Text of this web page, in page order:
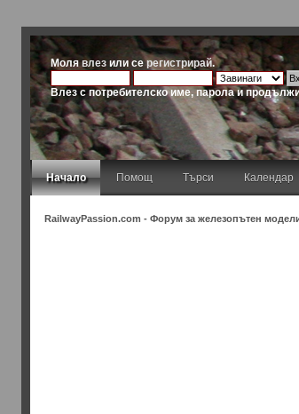
Молявлез или серегистрирай.
Влез с потребителско име, парола и
Начало Помощ Търси Календар
RailwayPassion.com - Форум за железопътен